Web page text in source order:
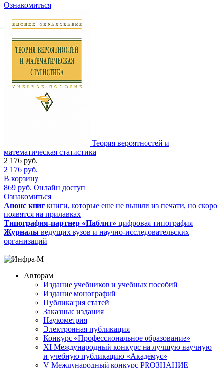
Ознакомиться
Теория вероятностей и
математическая статистика
2 176 руб.
2 176 руб.
В корзину
869 руб. Онлайн доступ
Ознакомиться
Анонс книг книги, которые еще не вышли из печати, но скоро
появятся на прилавках
Типография-партнер «Паблит» цифровая типография
Журналы ведущих вузов и научно-исследовательских
организаций
Авторам
Издание учебников и учебных пособий
Издание монографий
Публикация статей
Заказные издания
Наукометрия
Электронная публикация
Конкурс «Профессиональное образование»
XI Международный конкурс на лучшую научную
и учебную публикацию «Академус»
V Международный конкурс PROЗНАНИЕ